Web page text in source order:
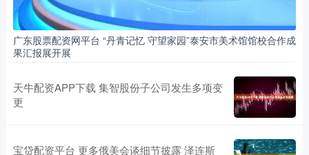
广东股票配资网平台 “丹青记忆 守望家园”泰安市美术馆馆校合作成
果汇报展开展
天牛配资APP下载 集智股份子公司发生多项变
更
宝贷配资平台 更多俄美会谈细节披露 泽连斯